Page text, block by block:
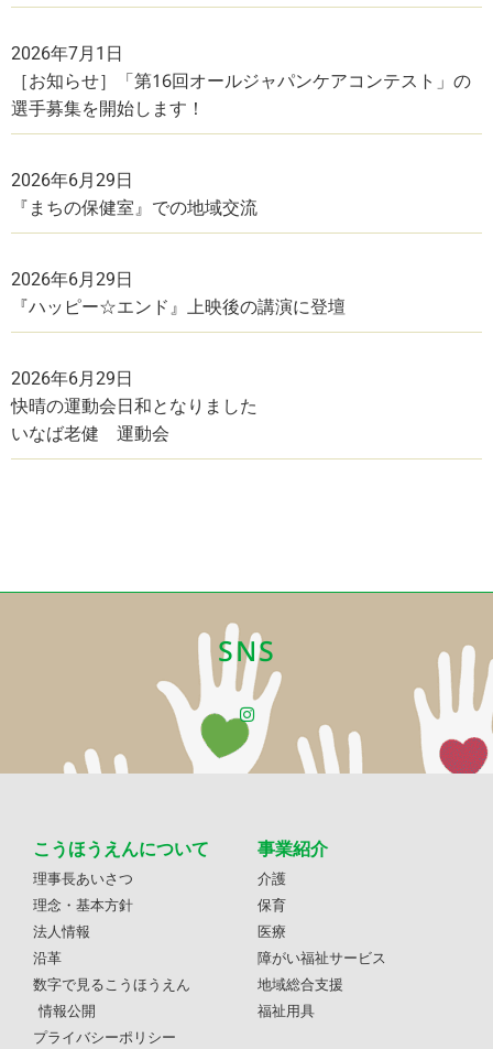
2026年7月1日
［お知らせ］「第16回オールジャパンケアコンテスト」の
選手募集を開始します！
2026年6月29日
『まちの保健室』での地域交流
2026年6月29日
『ハッピー☆エンド』上映後の講演に登壇
2026年6月29日
快晴の運動会日和となりました
いなば老健 運動会
SNS
こうほうえんについて
理事長あいさつ
理念・基本方針
法人情報
沿革
数字で見るこうほうえん
情報公開
プライバシーポリシー
事業紹介
介護
保育
医療
障がい福祉サービス
地域総合支援
福祉用具